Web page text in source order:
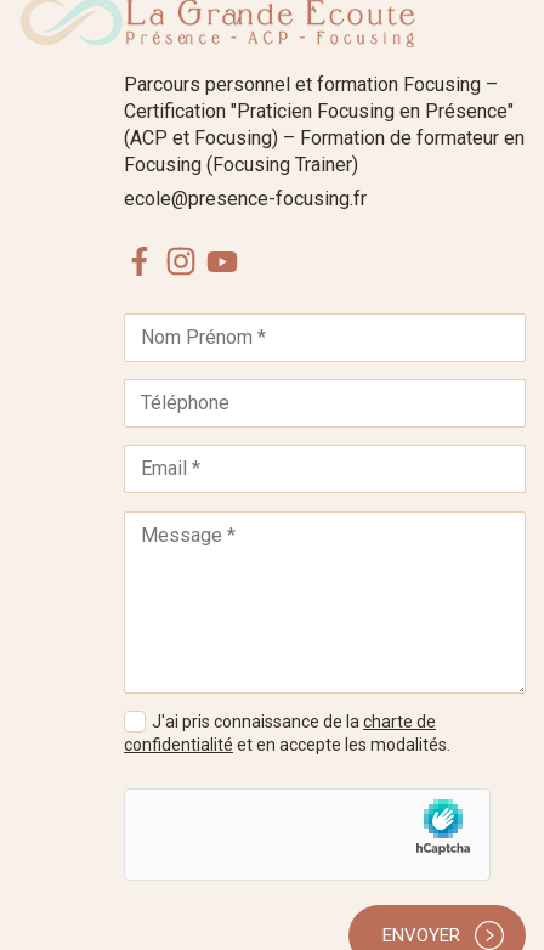
Parcours personnel et formation Focusing –
Certification "Praticien Focusing en Présence"
(ACP et Focusing) – Formation de formateur en
Focusing (Focusing Trainer)
ecole@presence-focusing.fr
FacebookInstagram
J'ai pris connaissance de lacharte de
confidentialité et en accepte les modalités.
ENVOYER